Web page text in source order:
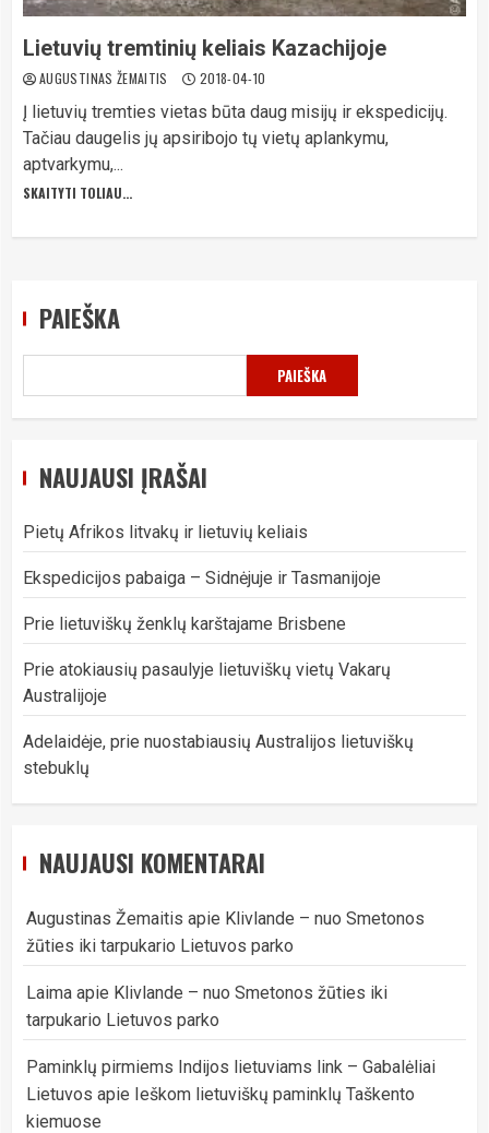
Lietuvių tremtinių keliais Kazachijoje
AUGUSTINAS ŽEMAITIS 2018-04-10
Į lietuvių tremties vietas būta daug misijų ir ekspedicijų.
Tačiau daugelis jų apsiribojo tų vietų aplankymu,
aptvarkymu,...
SKAITYTI TOLIAU...
PAIEŠKA
PAIEŠKA
NAUJAUSI ĮRAŠAI
Pietų Afrikos litvakų ir lietuvių keliais
Ekspedicijos pabaiga – Sidnėjuje ir Tasmanijoje
Prie lietuviškų ženklų karštajame Brisbene
Prie atokiausių pasaulyje lietuviškų vietų Vakarų
Australijoje
Adelaidėje, prie nuostabiausių Australijos lietuviškų
stebuklų
NAUJAUSI KOMENTARAI
Augustinas Žemaitis apie Klivlande – nuo Smetonos
žūties iki tarpukario Lietuvos parko
Laima apie Klivlande – nuo Smetonos žūties iki
tarpukario Lietuvos parko
Paminklų pirmiems Indijos lietuviams link – Gabalėliai
Lietuvos apie Ieškom lietuviškų paminklų Taškento
kiemuose